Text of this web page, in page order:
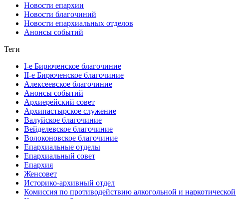
Новости епархии
Новости благочиний
Новости епархиальных отделов
Анонсы событий
Теги
I-е Бирюченское благочиние
II-е Бирюченское благочиние
Алексеевское благочиние
Анонсы событий
Архиерейский совет
Архипастырское служение
Валуйское благочиние
Вейделевское благочиние
Волоконовское благочиние
Епархиальные отделы
Епархиальный совет
Епархия
Женсовет
Историко-архивный отдел
Комиссия по противодействию алкогольной и